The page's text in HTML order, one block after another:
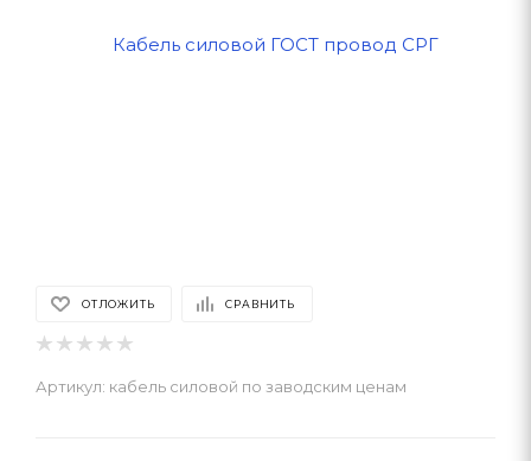
ОТЛОЖИТЬ СРАВНИТЬ
Артикул: кабель силовой по заводским ценам